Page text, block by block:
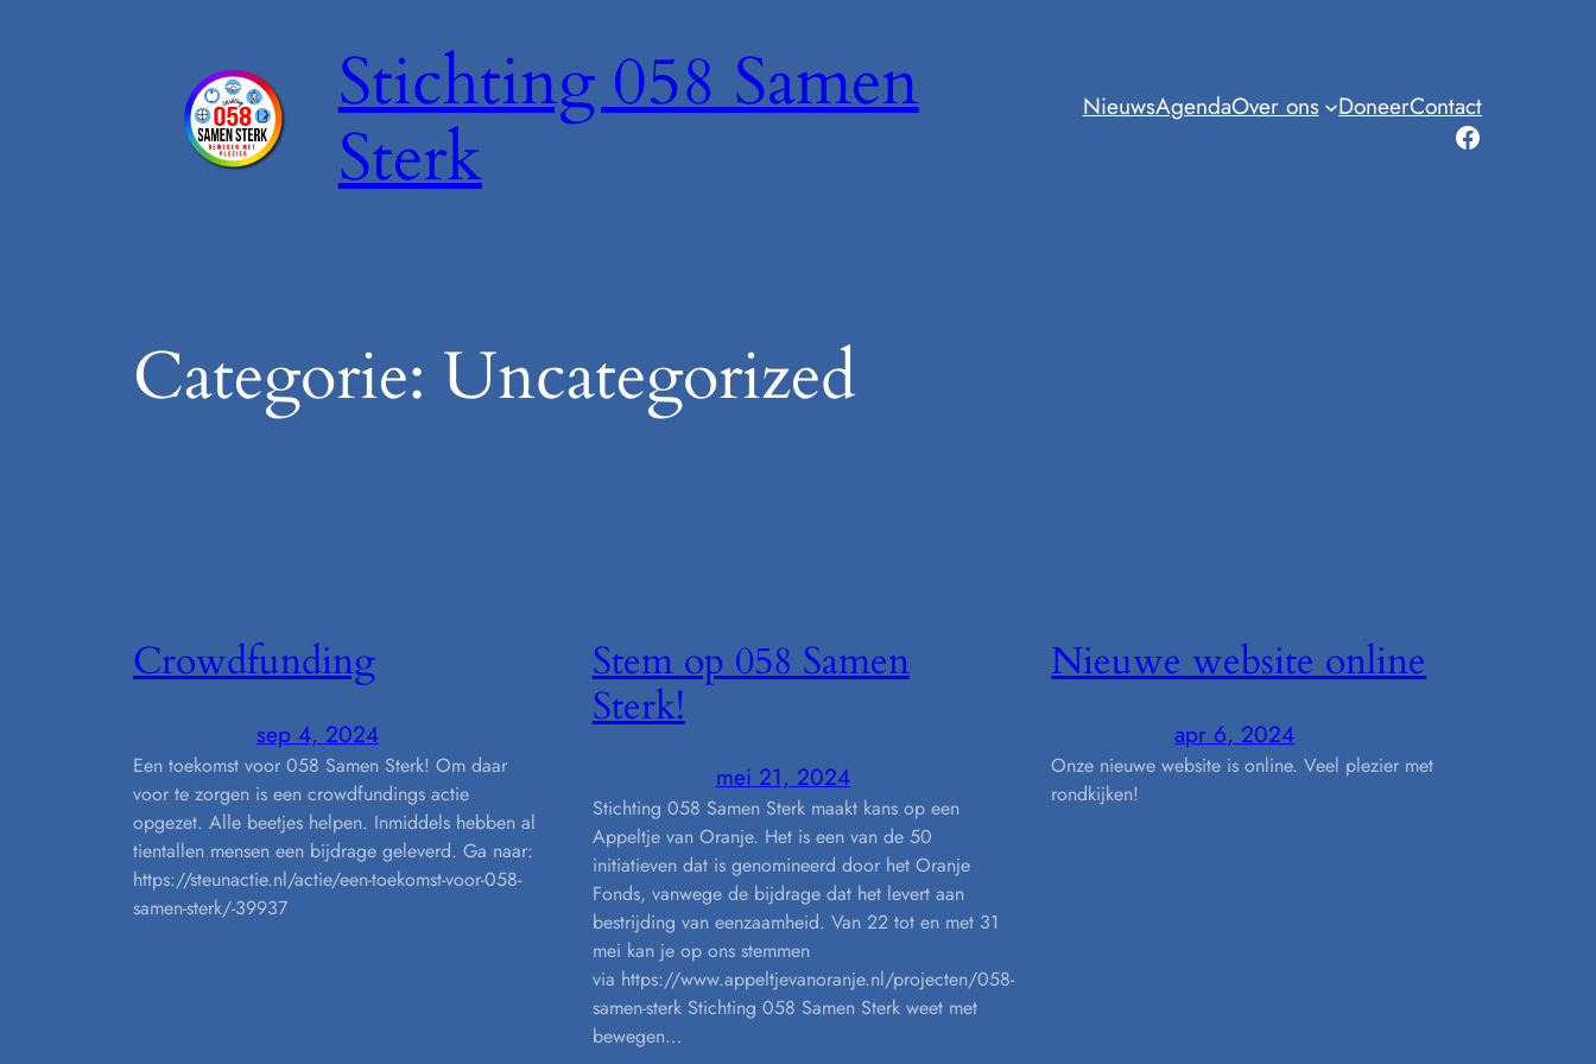
Stichting 058 Samen
Sterk
NieuwsAgendaOver ons DoneerContact
Facebook
Categorie: Uncategorized
Crowdfunding
sep 4, 2024
Een toekomst voor 058 Samen Sterk! Om daar
voor te zorgen is een crowdfundings actie
opgezet. Alle beetjes helpen. Inmiddels hebben al
tientallen mensen een bijdrage geleverd. Ga naar:
https://steunactie.nl/actie/een-toekomst-voor-058-
samen-sterk/-39937
Stem op 058 Samen
Sterk!
mei 21, 2024
Stichting 058 Samen Sterk maakt kans op een
Appeltje van Oranje. Het is een van de 50
initiatieven dat is genomineerd door het Oranje
Fonds, vanwege de bijdrage dat het levert aan
bestrijding van eenzaamheid. Van 22 tot en met 31
mei kan je op ons stemmen
via https://www.appeltjevanoranje.nl/projecten/058-
samen-sterk Stichting 058 Samen Sterk weet met
bewegen…
Nieuwe website online
apr 6, 2024
Onze nieuwe website is online. Veel plezier met
rondkijken!